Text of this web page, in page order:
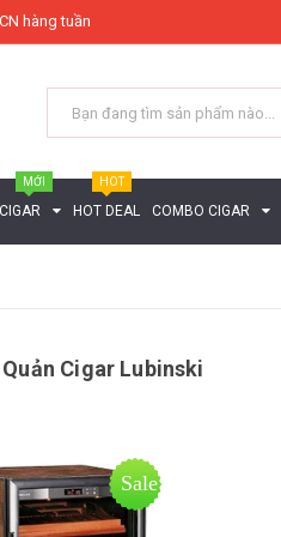
hàng tuần
MỚI
HOT DEAL
HOT
COMBO CIGAR
Cigar Lubinski
Sale